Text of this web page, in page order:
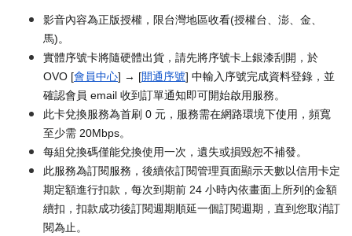
影音內容為正版授權，限台灣地區收看(授權台、澎、金、
馬)。
實體序號卡將隨硬體出貨，請先將序號卡上銀漆刮開，於
OVO [會員中心] → [開通序號] 中輸入序號完成資料登錄，並
確認會員 email 收到訂單通知即可開始啟用服務。
此卡兌換服務為首刷 0 元，服務需在網路環境下使用，頻寬
至少需 20Mbps。
每組兌換碼僅能兌換使用一次，遺失或損毀恕不補發。
此服務為訂閱服務，後續依訂閱管理頁面顯示天數以信用卡定
期定額進行扣款，每次到期前 24 小時內依畫面上所列的金額
續扣，扣款成功後訂閱週期順延一個訂閱週期，直到您取消訂
閱為止。